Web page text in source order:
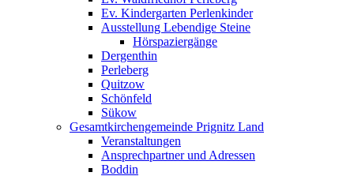
Ev. Kindergarten Perlenkinder
Ausstellung Lebendige Steine
Hörspaziergänge
Dergenthin
Perleberg
Quitzow
Schönfeld
Sükow
Gesamtkirchengemeinde Prignitz Land
Veranstaltungen
Ansprechpartner und Adressen
Boddin